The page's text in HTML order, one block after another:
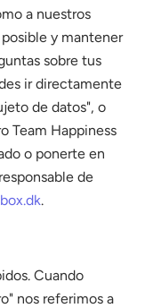
a nuestros
y mantener
sobre tus
ir directamente
de datos", o
Team Happiness
o ponerte en
de
.
Cuando
nos referimos a